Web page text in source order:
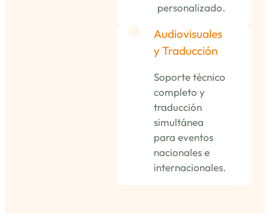
personalizado.
Audiovisuales
y Traducción
Soporte técnico
completo y
traducción
simultánea
para eventos
nacionales e
internacionales.